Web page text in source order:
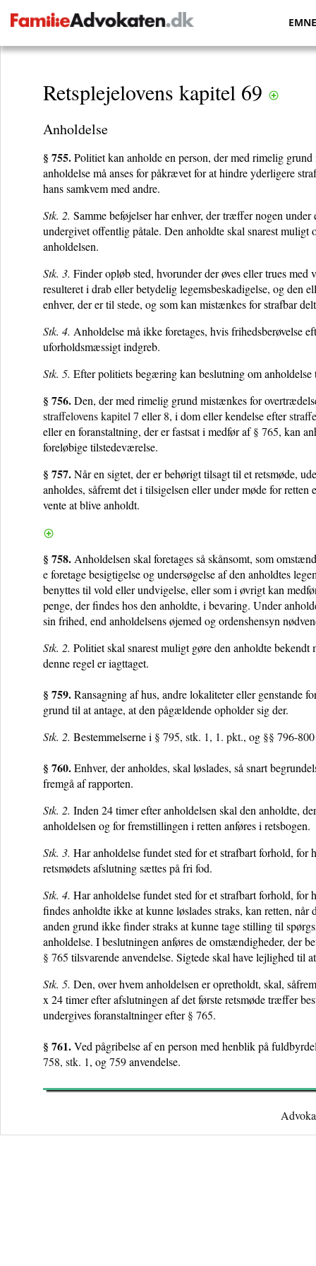
Retsplejelovens kapitel 69
Anholdelse
§ 755.Politiet kan anholde en person, der med rimelig
anholdelse må anses for påkrævet for at hindre yderligere
hans samkvem med andre.
Stk. 2. Samme beføjelser har enhver, der træffer nogen
undergivet offentlig påtale. Den anholdte skal snarest
anholdelsen.
Stk. 3. Finder opløb sted, hvorunder der øves eller trues
resulteret i drab eller betydelig legemsbeskadigelse, og den
enhver, der er til stede, og som kan mistænkes for strafbar
Stk. 4. Anholdelse må ikke foretages, hvis frihedsberøvelse
uforholdsmæssigt indgreb.
Stk. 5. Efter politiets begæring kan beslutning om
§ 756.Den, der med rimelig grund mistænkes for
straffelovens kapitel 7 eller8, i dom eller kendelse efter
eller en foranstaltning, der er fastsat i medfør af§ 765, kan
foreløbige tilstedeværelse.
§ 757.Når en sigtet, der er behørigt tilsagt til et retsmøde,
anholdes, såfremt det i tilsigelsen eller under møde for
vente at blive anholdt.
§ 758. Anholdelsen skal foretages så skånsomt, som
eforetage besigtigelse og undersøgelse af den anholdtes
benyttes til vold eller undvigelse, eller som i øvrigt kan
penge, der findes hos den anholdte, i bevaring. Under
sin frihed, end anholdelsens øjemed og ordenshensyn
Stk. 2. Politiet skal snarest muligt gøre den anholdte
denne regel er iagttaget.
§ 759.Ransagning af hus, andre lokaliteter eller genstande
grund til at antage, at den pågældende opholder sig der.
Stk. 2. Bestemmelserne i § 795, stk. 1, 1. pkt., og §§ 796-800
§ 760.Enhver, der anholdes, skal løslades, så snart
fremgå af rapporten.
Stk. 2. Inden 24 timer efter anholdelsen skal den anholdte,
anholdelsen og for fremstillingen i retten anføres i retsbogen.
Stk. 3. Har anholdelse fundet sted for et strafbart forhold,
retsmødets afslutning sættes på fri fod.
Stk. 4. Har anholdelse fundet sted for et strafbart forhold,
findes anholdte ikke at kunne løslades straks, kan retten,
anden grund ikke finder straks at kunne tage stilling til
anholdelse. I beslutningen anføres de omstændigheder, der
§ 765 tilsvarende anvendelse. Sigtede skal have lejlighed til
Stk. 5. Den, over hvem anholdelsen er opretholdt, skal,
x 24 timer efter afslutningen af det første retsmøde træffer
undergives foranstaltninger efter§ 765.
§ 761.Ved pågribelse af en person med henblik på
758, stk. 1, og759anvendelse.